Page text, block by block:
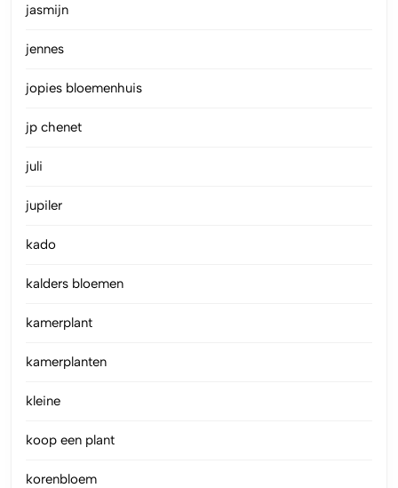
jasmijn
jennes
jopies bloemenhuis
jp chenet
juli
jupiler
kado
kalders bloemen
kamerplant
kamerplanten
kleine
koop een plant
korenbloem